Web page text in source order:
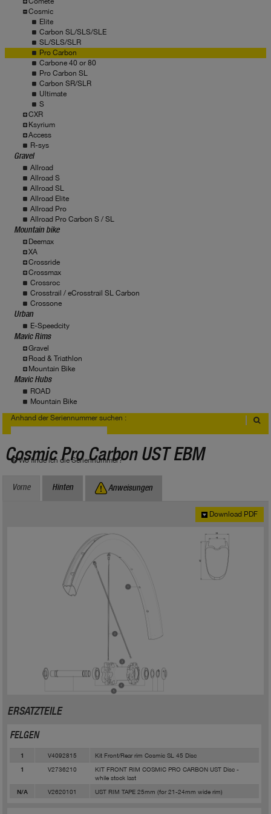
Cosmic
Elite
Carbon SL/SLS/SLE
SL/SLS/SLR
Pro Carbon
Carbone 40 or 80
Pro Carbon SL
Carbon SR/SLR
Ultimate
S
CXR
Ksyrium
Access
R-sys
Gravel
Allroad
Allroad S
Allroad SL
Allroad Elite
Allroad Pro
Allroad Pro Carbon S / SL
Mountain bike
Deemax
XA
Crossride
Crossmax
Crossroc
Crosstrail / eCrosstrail SL Carbon
Crossone
Urban
E-Speedcity
Mavic Rims
Gravel
Road & Triathlon
Mountain Bike
Mavic Hubs
ROAD
Mountain Bike
Anhand der Seriennummer suchen :
Wo finde ich die Seriennummer?
Cosmic Pro Carbon UST EBM
Vorne Hinten Anweisungen
Download PDF
ERSATZTEILE
FELGEN
1 V4092815 Kit Front/Rear rim Cosmic SL 45 Disc
1 V2736210
KIT FRONT RIM COSMIC PRO CARBON UST Disc -
while stock last
N/A V2620101 UST RIM TAPE 25mm (for 21-24mm wide rim)